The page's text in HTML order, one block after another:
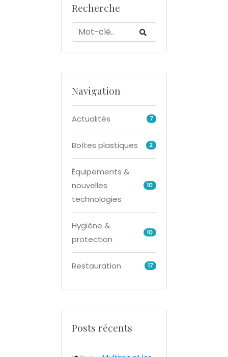
Recherche
Navigation
Actualités 7
Boîtes plastiques 2
Équipements &
nouvelles
technologies
10
Hygiène &
protection
10
Restauration 17
Posts récents